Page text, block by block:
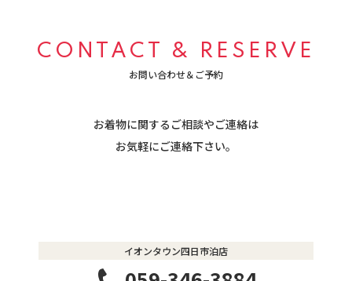
CONTACT & RESERVE
お問い合わせ＆ご予約
お着物に関するご相談やご連絡は
​​​​​​​お気軽にご連絡下さい。
イオンタウン四日市泊店